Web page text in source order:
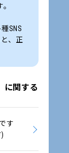
SNS
、正
に関する
す